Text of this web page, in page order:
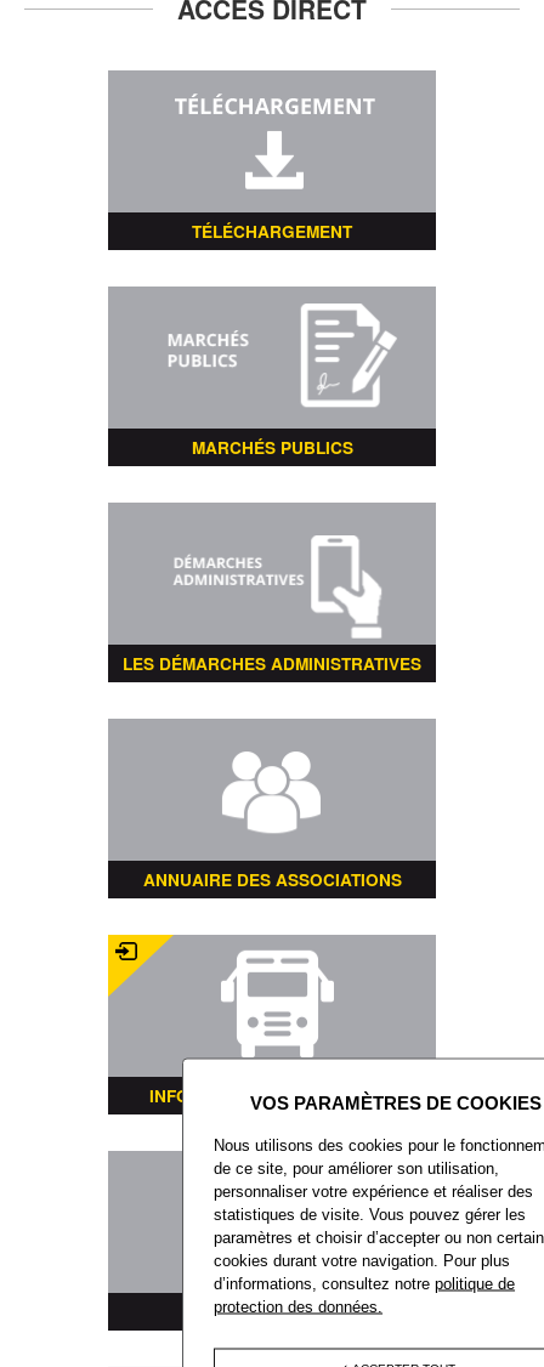
ACCÈS DIRECT
TÉLÉCHARGEMENT
MARCHÉS PUBLICS
LES DÉMARCHES ADMINISTRATIVES
ANNUAIRE DES ASSOCIATIONS
INFORMATIONS TRANSPORTS
PLAN DE LA VILLE
Nous utilisons des cookies pour le
de ce site, pour améliorer son utilisation,
personnaliser votre expérience et réaliser des
statistiques de visite. Vous pouvez gérer les
paramètres et choisir d’accepter ou non
cookies durant votre navigation. Pour plus
d’informations, consultez notrepolitique de
protection des données.